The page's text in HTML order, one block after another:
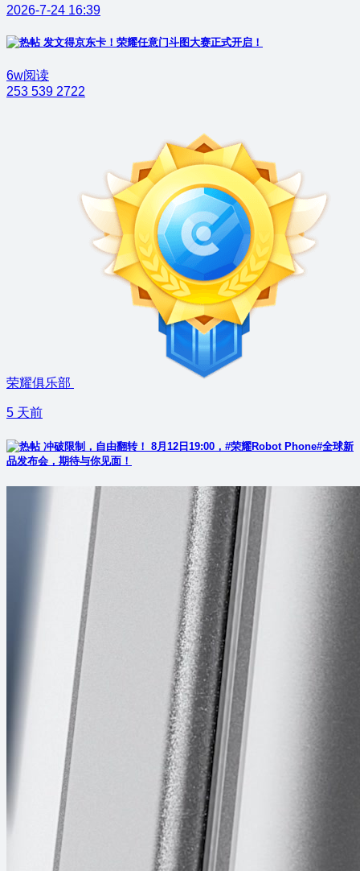
2026-7-24 16:39
发文得京东卡！荣耀任意门斗图大赛正式开启！
6w阅读
253 539 2722
荣耀俱乐部
5 天前
冲破限制，自由翻转！ 8月12日19:00，#荣耀Robot Phone#全球新
品发布会，期待与你见面！